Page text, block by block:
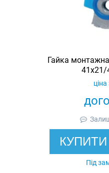
Гайка
41х21/
КУПИТИ
Під